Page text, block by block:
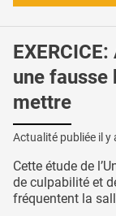
une fausse
mettre
Actualité publiée il y
Cette étude de
de culpabilité et
fréquentent la